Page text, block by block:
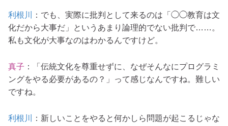
利根川
：でも、実際に批判として来るのは「◯◯教育は文
化だから大事だ」というあまり論理的でない批判で……。
私も文化が大事なのはわかるんですけど。
真子 ：「伝統文化を尊重せずに、なぜそんなにプログラミ
ングをやる必要があるの？」って感じなんですね。難しい
ですね。
利根川
：新しいことをやると何かしら問題が起こるじゃな